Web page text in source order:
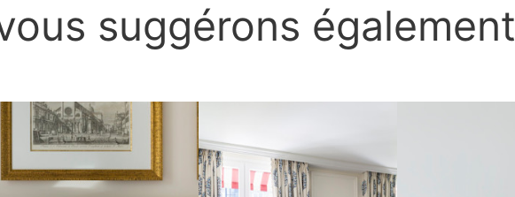
suggérons également